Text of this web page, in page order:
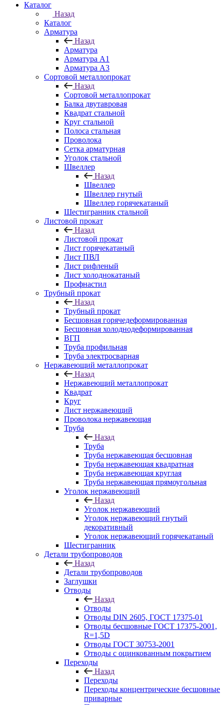
Каталог
Назад
Каталог
Арматура
Назад
Арматура
Арматура A1
Арматура А3
Сортовой металлопрокат
Назад
Сортовой металлопрокат
Балка двутавровая
Квадрат стальной
Круг стальной
Полоса стальная
Проволока
Сетка арматурная
Уголок стальной
Швеллер
Назад
Швеллер
Швеллер гнутый
Швеллер горячекатаный
Шестигранник стальной
Листовой прокат
Назад
Листовой прокат
Лист горячекатаный
Лист ПВЛ
Лист рифленый
Лист холоднокатаный
Профнастил
Трубный прокат
Назад
Трубный прокат
Бесшовная горячедеформированная
Бесшовная холоднодеформированная
ВГП
Труба профильная
Труба электросварная
Нержавеющий металлопрокат
Назад
Нержавеющий металлопрокат
Квадрат
Круг
Лист нержавеющий
Проволока нержавеющая
Труба
Назад
Труба
Труба нержавеющая бесшовная
Труба нержавеющая квадратная
Труба нержавеющая круглая
Труба нержавеющая прямоугольная
Уголок нержавеющий
Назад
Уголок нержавеющий
Уголок нержавеющий гнутый
декоративный
Уголок нержавеющий горячекатаный
Шестигранник
Детали трубопроводов
Назад
Детали трубопроводов
Заглушки
Отводы
Назад
Отводы
Отводы DIN 2605, ГОСТ 17375-01
Отводы бесшовные ГОСТ 17375-2001,
R=1,5D
Отводы ГОСТ 30753-2001
Отводы с оцинкованным покрытием
Переходы
Назад
Переходы
Переходы концентрические бесшовные
приварные